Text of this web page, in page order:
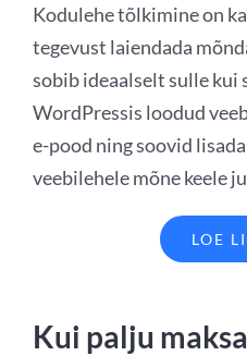
Kodulehe tõlkimine on
tegevust laiendada
sobib ideaalselt sulle kui
WordPressis loodud
e-pood ning soovid
veebilehele mõne keele
LOE
Kui palju